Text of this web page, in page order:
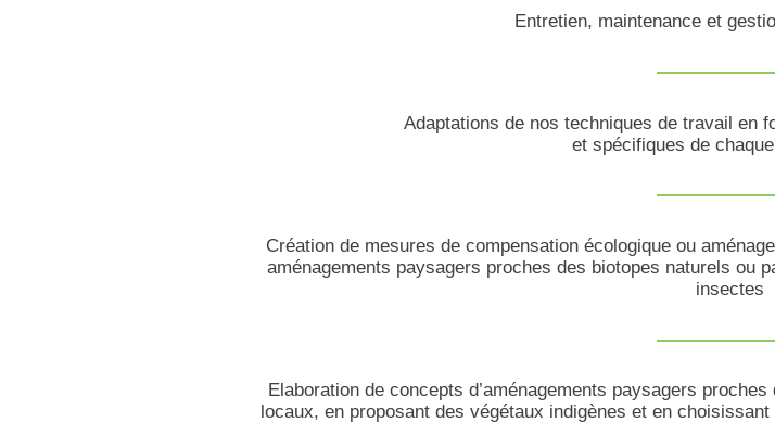
Entretien, maintenance et
Adaptations de nos techniques de travail en
et spécifiques de
Création de mesures de compensation écologique ou
aménagements paysagers proches des biotopes naturels ou
insectes
Elaboration de concepts d’aménagements paysagers
locaux, en proposant des végétaux indigènes et en